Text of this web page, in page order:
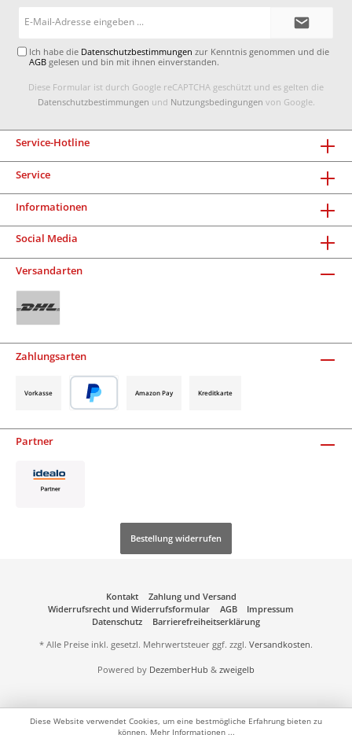
Ich habe die Datenschutzbestimmungen zur Kenntnis genommen und die
AGB gelesen und bin mit ihnen einverstanden.
Diese Formular ist durch Google reCAPTCHA geschützt und es gelten die
Datenschutzbestimmungen und Nutzungsbedingungen von Google.
Service-Hotline
Service
Informationen
Social Media
Versandarten
Zahlungsarten
Vorkasse Amazon Pay Kreditkarte
Partner
Bestellung widerrufen
Kontakt
Zahlung und Versand
Widerrufsrecht und Widerrufsformular
AGB
Impressum
Datenschutz
Barrierefreiheitserklärung
* Alle Preise inkl. gesetzl. Mehrwertsteuer ggf. zzgl. Versandkosten.
Powered by DezemberHub & zweigelb
Diese Website verwendet Cookies, um eine bestmögliche Erfahrung bieten zu
können. Mehr Informationen ...